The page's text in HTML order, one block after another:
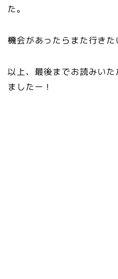
た。
機会があったらまた行きた
以上、最後までお読みい
ましたー！